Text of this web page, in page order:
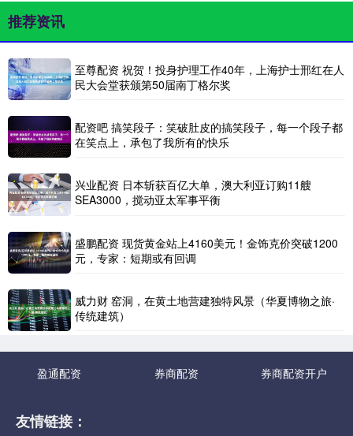
推荐资讯
至尊配资 祝贺！投身护理工作40年，上海护士邢红在人
民大会堂获颁第50届南丁格尔奖
配资吧 搞笑段子：笑破肚皮的搞笑段子，每一个段子都
在笑点上，承包了我所有的快乐
兴业配资 日本斩获百亿大单，澳大利亚订购11艘
SEA3000，搅动亚太军事平衡
盛鹏配资 现货黄金站上4160美元！金饰克价突破1200
元，专家：短期或有回调
威力财 窑洞，在黄土地营建独特风景（华夏博物之旅·
传统建筑）
盈通配资 券商配资 券商配资开户
友情链接：